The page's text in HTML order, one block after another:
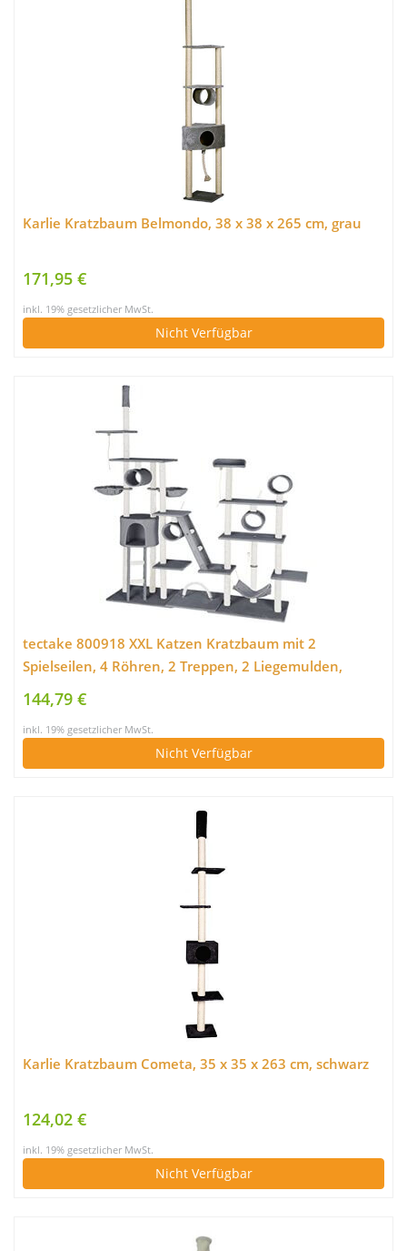
Karlie Kratzbaum Belmondo, 38 x 38 x 265 cm, grau
171,95 €
inkl. 19% gesetzlicher MwSt.
Nicht Verfügbar
tectake 800918 XXL Katzen Kratzbaum mit 2
Spielseilen, 4 Röhren, 2 Treppen, 2 Liegemulden,
Häuschen und Hängematte, deckenhoch (Grau | Nr.
403917)
144,79 €
inkl. 19% gesetzlicher MwSt.
Nicht Verfügbar
Karlie Kratzbaum Cometa, 35 x 35 x 263 cm, schwarz
124,02 €
inkl. 19% gesetzlicher MwSt.
Nicht Verfügbar